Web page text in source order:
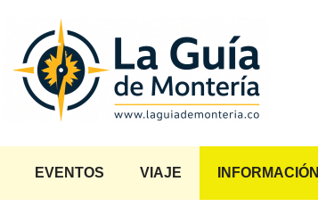
EVENTOS VIAJE INFORMACIÓN